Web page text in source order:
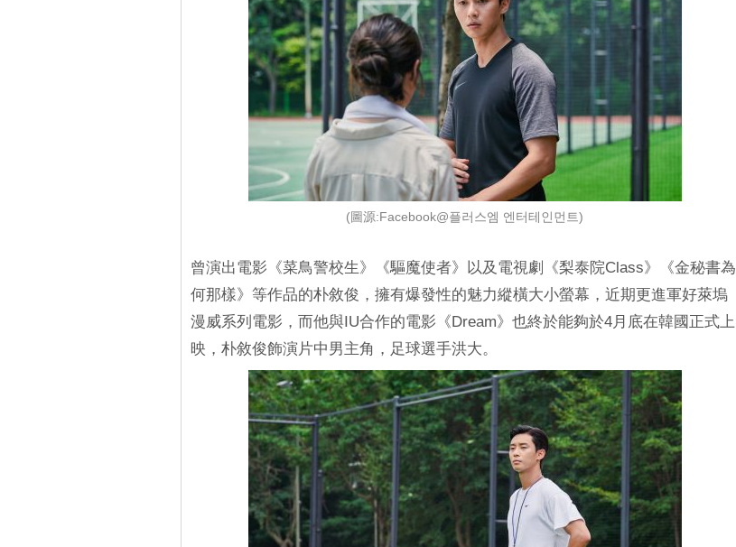
(圖源:Facebook@플러스엠 엔터테인먼트)
曾演出電影《菜鳥警校生》《驅魔使者》以及電視劇《梨泰院Class》《金秘書為
何那樣》等作品的朴敘俊，擁有爆發性的魅力縱橫大小螢幕，近期更進軍好萊塢
漫威系列電影，而他與IU合作的電影《Dream》也終於能夠於4月底在韓國正式上
映，朴敘俊飾演片中男主角，足球選手洪大。